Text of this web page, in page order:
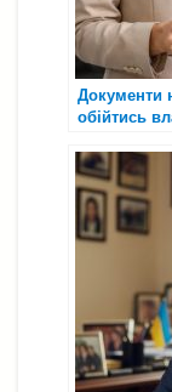
Документи
обійтись